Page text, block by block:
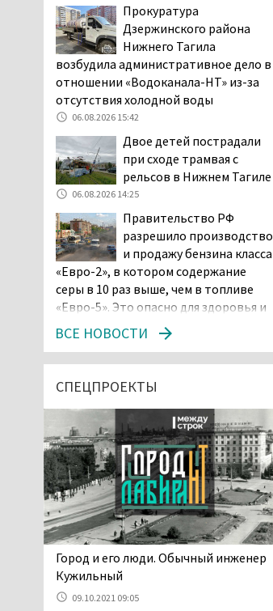
Прокуратура
Дзержинского района
Нижнего Тагила
возбудила административное дело в
отношении «Водоканала-НТ» из-за
отсутствия холодной воды
06.08.2026 15:42
Двое детей пострадали
при сходе трамвая с
рельсов в Нижнем Тагиле
06.08.2026 14:25
Правительство РФ
разрешило производство
и продажу бензина класса
«Евро-2», в котором содержание
серы в 10 раз выше, чем в топливе
«Евро-5». Это опасно для здоровья и
повышает износ автомобиля
06.08.2026 13:53
В Детской городской
больнице № 3 Нижнего
обвинения родителей, которые
заявили, что их дочь в палате
покусала бельевая вошь
06.08.2026 13:02
В Нижнем Тагиле на три
дня запретят
электросамокаты
вошь». Родители 10-
ВСЕ НОВОСТИ
СПЕЦПРОЕКТЫ
​​​​​​​Город и его люди. Обычный инженер
Кужильный
09.10.2021 09:05